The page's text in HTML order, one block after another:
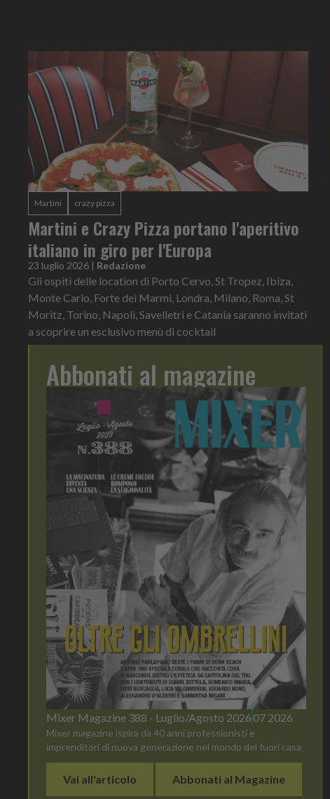
Martini crazy pizza
Martini e Crazy Pizza portano l'aperitivo
italiano in giro per l'Europa
23 luglio 2026 | Redazione
Gli ospiti delle location di Porto Cervo, St Tropez, Ibiza,
Monte Carlo, Forte dei Marmi, Londra, Milano, Roma, St
Moritz, Torino, Napoli, Savelletri e Catania saranno invitati
a scoprire un esclusivo menù di cocktail
Abbonati al magazine
Mixer Magazine 388 - Luglio/Agosto 2026 07 2026
Mixer magazine ispira da 40 anni professionisti e
imprenditori di nuova generazione nel mondo del fuori casa
Vai all'articolo Abbonati al Magazine